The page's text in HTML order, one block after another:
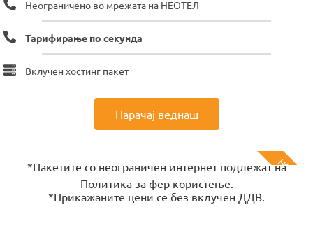
Неограничено во мрежата на НЕОТЕЛ
Тарифирање по секунда
Вклучен хостинг пакет
Нарачај веднаш
НОВО!
*Пакетите со неограничен интернет подлежат на
Политика за фер користење.
*Прикажаните цени се без вклучен ДДВ.